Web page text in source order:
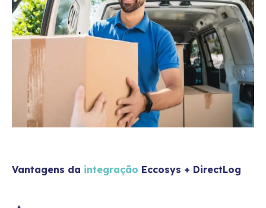
Vantagens da integração Eccosys + DirectLog